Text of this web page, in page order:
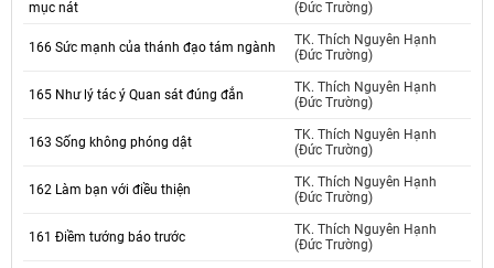
mục nát
(Đức Trường)
166 Sức mạnh của thánh đạo tám ngành
TK. Thích Nguyên Hạnh
(Đức Trường)
165 Như lý tác ý Quan sát đúng đắn
TK. Thích Nguyên Hạnh
(Đức Trường)
163 Sống không phóng dật
TK. Thích Nguyên Hạnh
(Đức Trường)
162 Làm bạn với điều thiện
TK. Thích Nguyên Hạnh
(Đức Trường)
161 Điềm tướng báo trước
TK. Thích Nguyên Hạnh
(Đức Trường)